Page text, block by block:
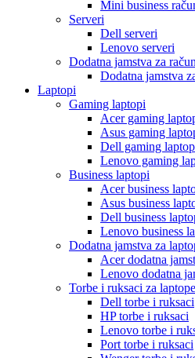
Mini business
Serveri
Dell serveri
Lenovo serveri
Dodatna jamstva za
Dodatna jamstva
Laptopi
Gaming laptopi
Acer gaming
Asus gaming
Dell gaming
Lenovo gaming
Business laptopi
Acer business
Asus business
Dell business
Lenovo business
Dodatna jamstva za
Acer dodatna
Lenovo dodatna
Torbe i ruksaci za laptope
Dell torbe i ruksaci
HP torbe i ruksaci
Lenovo torbe i
Port torbe i ruksaci